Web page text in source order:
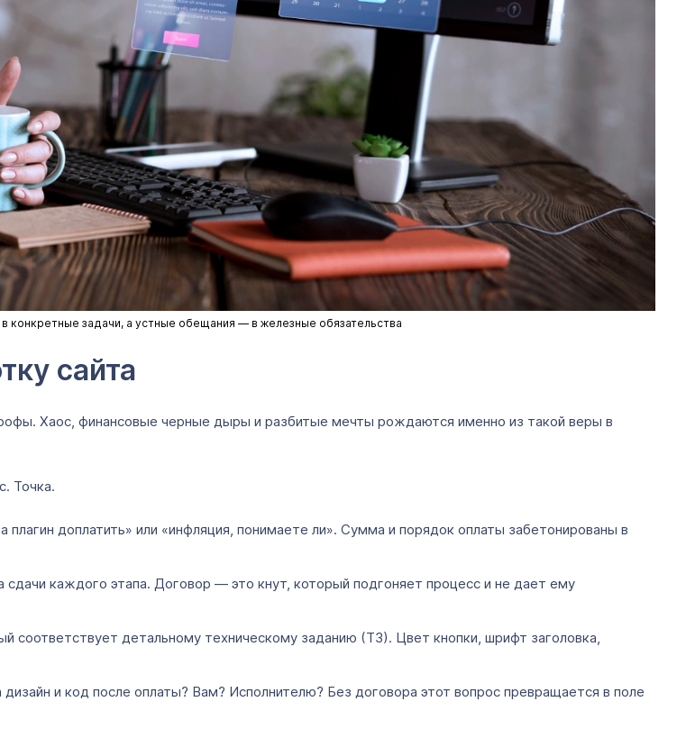
задачи, а устные обещания — в железные обязательства
сайта
Хаос, финансовые черные дыры и разбитые мечты рождаются именно из такой веры в
Точка.
доплатить» или «инфляция, понимаете ли». Сумма и порядок оплаты забетонированы в
каждого этапа. Договор — это кнут, который подгоняет процесс и не дает ему
соответствует детальному техническому заданию (ТЗ). Цвет кнопки, шрифт заголовка,
и код после оплаты? Вам? Исполнителю? Без договора этот вопрос превращается в поле